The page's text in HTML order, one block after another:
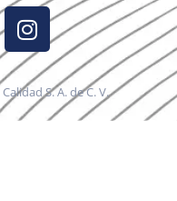
S. A. de C. V.